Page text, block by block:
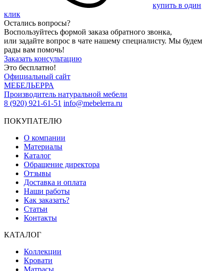
купить в один
клик
Остались вопросы?
Воспользуйтесь формой заказа обратного звонка,
или задайте вопрос в чате нашему специалисту. Мы будем
рады вам помочь!
Заказать консультацию
Это бесплатно!
Официальный сайт
МЕБЕЛЬЕРРА
Производитель натуральной мебели
8 (920) 921-61-51 info@mebelerra.ru
ПОКУПАТЕЛЮ
О компании
Материалы
Каталог
Обращение директора
Отзывы
Доставка и оплата
Наши работы
Как заказать?
Статьи
Контакты
КАТАЛОГ
Коллекции
Кровати
Матрасы